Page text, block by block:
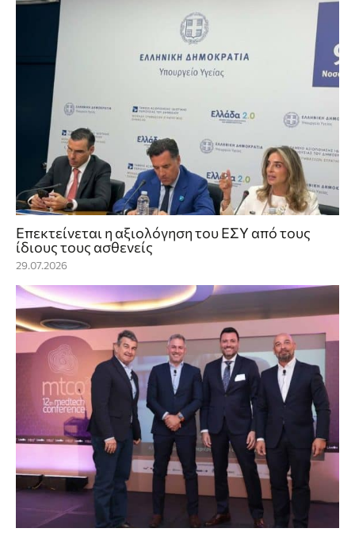
Επεκτείνεται η αξιολόγηση του ΕΣΥ από τους
ίδιους τους ασθενείς
29.07.2026